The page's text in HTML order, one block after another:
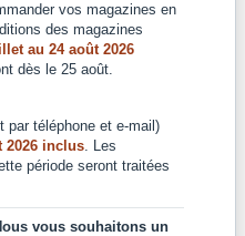
utilisons des technologies
accéder aux informations des
nous permettra de
de navigation ou les ID
ou de retirer son
sur certaines caractéristiques
de
vos magazines en
des magazines
au 24 août 2026
dès le 25 août.
par téléphone et e-mail)
2026 inclus. Les
période seront traitées
vous souhaitons un